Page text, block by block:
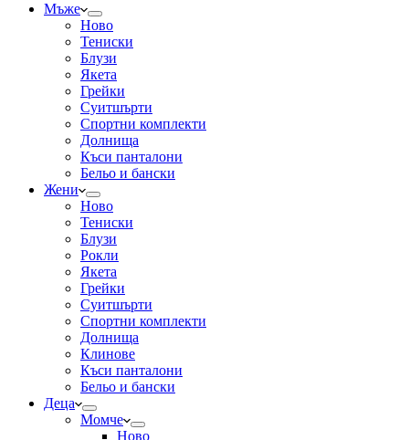
Мъже
Ново
Тениски
Блузи
Якета
Грейки
Суитшърти
Спортни комплекти
Долнища
Къси панталони
Бельо и бански
Жени
Ново
Тениски
Блузи
Рокли
Якета
Грейки
Суитшърти
Спортни комплекти
Долнища
Клинове
Къси панталони
Бельо и бански
Деца
Момче
Ново